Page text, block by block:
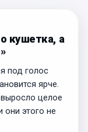
кушетка, а
под голос
ярче.
целое
этого не